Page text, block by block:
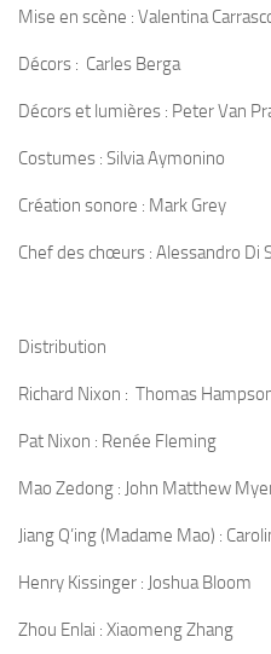
Mise en scène : Valentina
Décors : Carles Berga
Décors et lumières : Peter Van
Costumes : Silvia Aymonino
Création sonore : Mark Grey
Chef des chœurs : Alessandro Di
Distribution
Richard Nixon : Thomas
Pat Nixon : Renée Fleming
Mao Zedong : John Matthew
Jiang Q’ing (Madame Mao) :
Henry Kissinger : Joshua Bloom
Zhou Enlai : Xiaomeng Zhang